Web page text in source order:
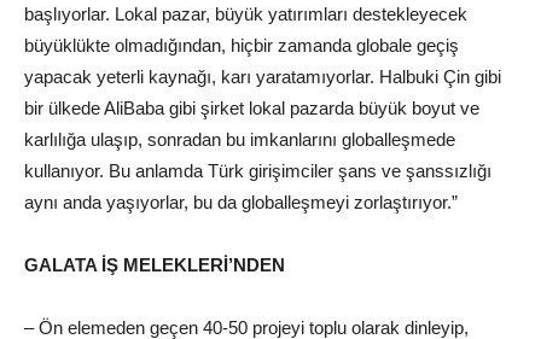
başlıyorlar. Lokal pazar, büyük yatırımları destekleyecek
büyüklükte olmadığından, hiçbir zamanda globale geçiş
yapacak yeterli kaynağı, karı yaratamıyorlar. Halbuki Çin gibi
bir ülkede AliBaba gibi şirket lokal pazarda büyük boyut ve
karlılığa ulaşıp, sonradan bu imkanlarını globalleşmede
kullanıyor. Bu anlamda Türk girişimciler şans ve şanssızlığı
aynı anda yaşıyorlar, bu da globalleşmeyi zorlaştırıyor.”
GALATA İŞ MELEKLERİ’NDEN
– Ön elemeden geçen 40-50 projeyi toplu olarak dinleyip,